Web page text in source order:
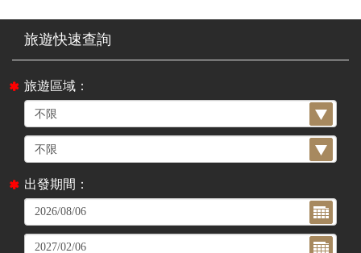
旅遊區域：
出發期間：